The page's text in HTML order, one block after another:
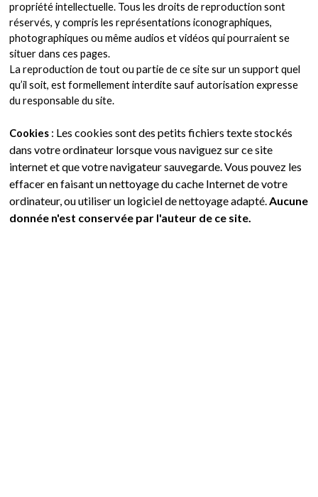
propriété intellectuelle. Tous les droits de reproduction sont
réservés, y compris les représentations iconographiques,
photographiques ou même audios et vidéos qui pourraient se
situer dans ces pages.
La reproduction de tout ou partie de ce site sur un support quel
qu’il soit, est formellement interdite sauf autorisation expresse
du responsable du site.
Cookies : Les cookies sont des petits fichiers texte stockés
dans votre ordinateur lorsque vous naviguez sur ce site
internet et que votre navigateur sauvegarde.Vous pouvez les
effacer en faisant un nettoyage du cache Internet de votre
ordinateur,ou utiliser un logiciel de nettoyage adapté.Aucune
donnée n'est conservée par l'auteur de ce site.